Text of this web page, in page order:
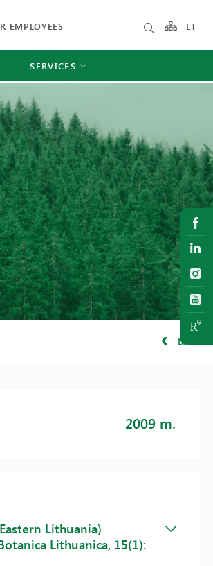
EMPLOYEES LT
SERVICES
BACK
2009 m.
Lithuania)
Lithuanica, 15(1):